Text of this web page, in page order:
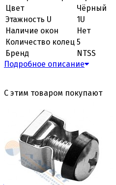
Цвет
Чёрный
Этажность U
1U
Наличие окон
Нет
Количество колец 5
Бренд
NTSS
Подробное описание
С этим товаром покупают